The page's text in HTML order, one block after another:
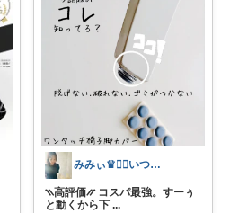
みみぃ♛👯‍♀️いつもありがとう🎪
⳹高評価⳼ コスパ最強。すーぅ
と動くから下 ...